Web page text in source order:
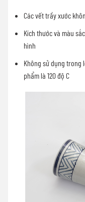
Các vết trầy xước
Kích thước và màu
hình
Không sử dụng trong
phẩm là 120 độ C